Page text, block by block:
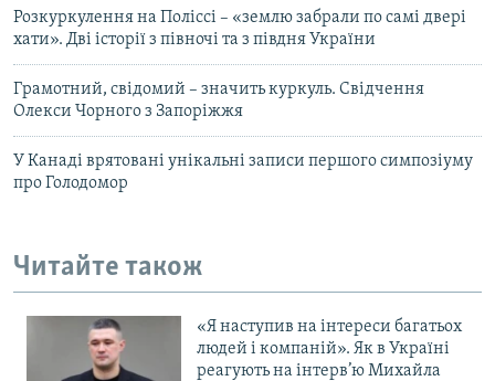
Розкуркулення на Поліссі – «землю забрали по самі двері
хати». Дві історії з півночі та з півдня України
Грамотний, свідомий – значить куркуль. Свідчення
Олекси Чорного з Запоріжжя
У Канаді врятовані унікальні записи першого симпозіуму
про Голодомор
Читайте також
«Я наступив на інтереси багатьох
людей і компаній». Як в Україні
реагують на інтерв’ю Михайла